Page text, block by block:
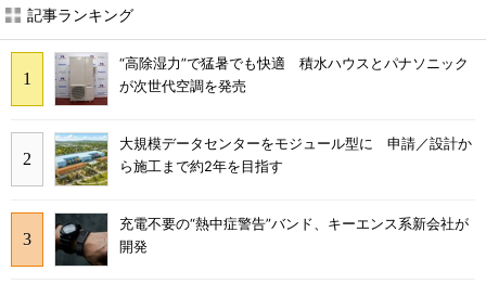
記事ランキング
“高除湿力”で猛暑でも快適 積水ハウスとパナソニック
が次世代空調を発売
大規模データセンターをモジュール型に 申請／設計か
ら施工まで約2年を目指す
充電不要の“熱中症警告”バンド、キーエンス系新会社が
開発